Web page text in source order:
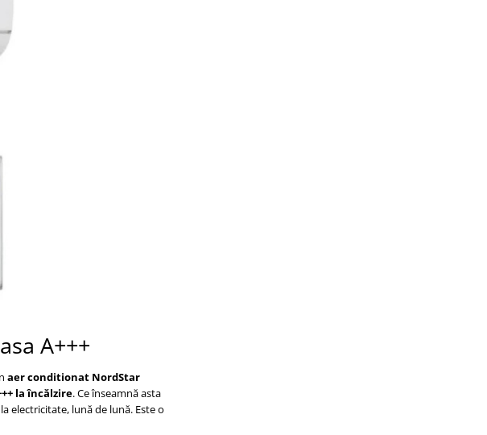
A+++
aer conditionat NordStar
la încălzire. Ce înseamnă asta
electricitate, lună de lună. Este o